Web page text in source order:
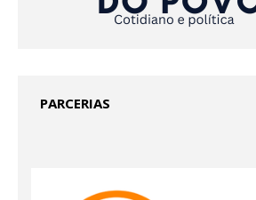
PARCERIAS